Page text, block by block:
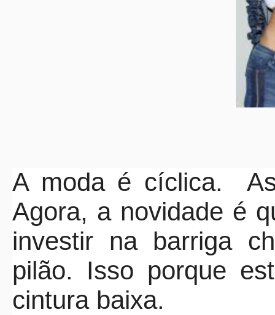
A moda é cíclica.
Agora, a novidade é
investir na barriga
pilão. Isso porque
cintura baixa.